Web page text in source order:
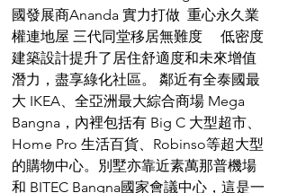
國發展商Ananda 實力打做  重心永久業
權連地屋 三代同堂移居無難度     低密度
建築設計提升了居住舒適度和未來增值
潛力，盡享綠化社區。 鄰近有全泰國最
大 IKEA、全亞洲最大綜合商場 Mega
Bangna，內裡包括有 Big C 大型超市、
Home Pro 生活百貨、Robinso等超大型
的購物中心。別墅亦靠近素萬那普機場
和 BITEC Bangna國家會議中心，這是一